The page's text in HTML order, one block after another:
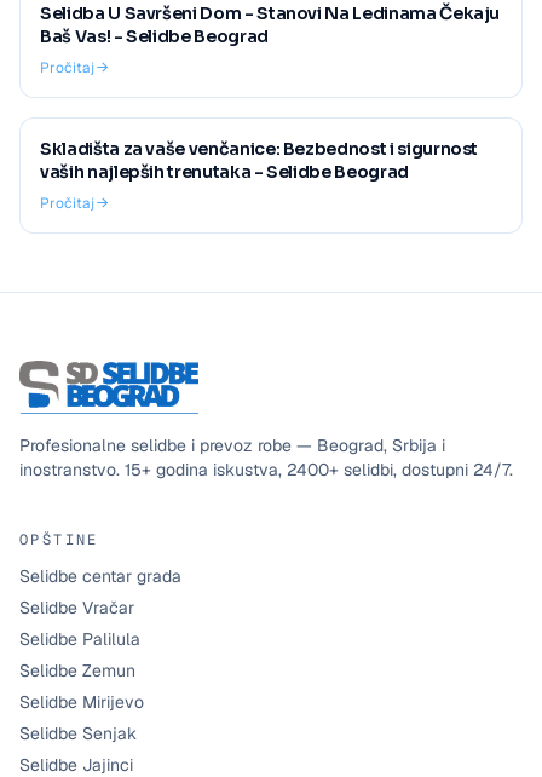
Selidba U Savršeni Dom - Stanovi Na Ledinama Čekaju
Baš Vas! - Selidbe Beograd
Pročitaj
Skladišta za vaše venčanice: Bezbednost i sigurnost
vaših najlepših trenutaka - Selidbe Beograd
Pročitaj
Profesionalne selidbe i prevoz robe — Beograd, Srbija i
inostranstvo. 15+ godina iskustva, 2400+ selidbi, dostupni 24/7.
OPŠTINE
Selidbe centar grada
Selidbe Vračar
Selidbe Palilula
Selidbe Zemun
Selidbe Mirijevo
Selidbe Senjak
Selidbe Jajinci